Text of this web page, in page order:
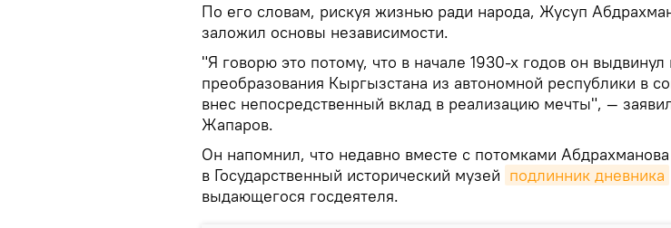
По его словам, рискуя жизнью ради народа, Жусуп
заложил основы независимости.
"Я говорю это потому, что в начале 1930-х годов он
преобразования Кыргызстана из автономной республики в
внес непосредственный вклад в реализацию мечты", —
Жапаров.
Он напомнил, что недавно вместе с потомками
в Государственный исторический музей подлинник дневника
выдающегося госдеятеля.